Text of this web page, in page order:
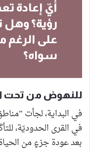
أيّ إعادة
رؤية؟ وهل
على الرغم
سواه؟
للنهوض من تحت
في البداية، لجأت
في القرى الحدوديّة،
بعد عودة جزءٍ من الحياة